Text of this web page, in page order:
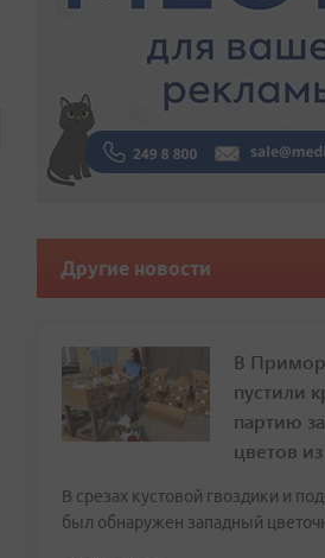
Другие новости
В
пустили
партию
цветов
В срезах кустовой гвоздики и
был обнаружен западный